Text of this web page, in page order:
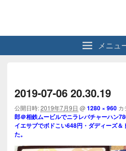
メニュ
2019-07-06 20.30.19
公開日時:2019年7月9日 @1280 × 960 カ
郎＠相鉄ムービルでニラレバチャーハン
イエサブでボドこい648円・ダディーズ
た。